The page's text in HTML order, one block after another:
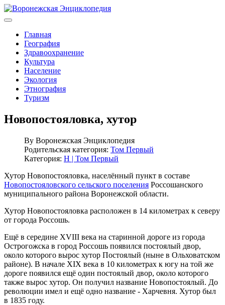
Главная
География
Здравоохранение
Культура
Население
Экология
Этнография
Туризм
Новопостояловка, хутор
By Воронежская Энциклопедия
Родительская категория: Том Первый
Категория: Н | Том Первый
Хутор Новопостояловка, населённый пункт в составе
Новопостояловского сельского поселения Россошанского
муниципального района Воронежской области.
Хутор Новопостояловка расположен в 14 километрах к северу
от города Россошь.
Ещё в середине XVIII века на старинной дороге из города
Острогожска в город Россошь появился постоялый двор,
около которого вырос хутор Постоялый (ныне в Ольховатском
районе). В начале XIX века в 10 километрах к югу на той же
дороге появился ещё один постоялый двор, около которого
также вырос хутор. Он получил название Новопостоялый. До
революции имел и ещё одно название - Харчевня. Хутор был
в 1835 году.